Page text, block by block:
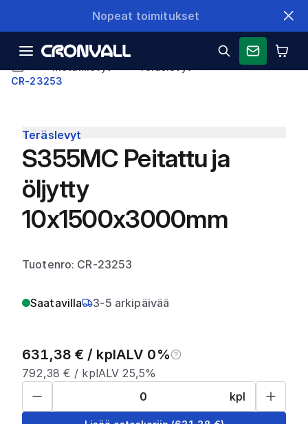
Nopeat toimitukset
CR-23253
Teräslevyt
S355MC Peitattu ja
öljytty
10x1500x3000mm
Tuotenro: CR-23253
Saatavilla 3-5 arkipäivää
631,38 € / kplALV 0%
792,38 € / kplALV 25,5%
kpl